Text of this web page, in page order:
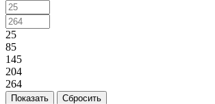
25
85
145
204
264
Показать Сбросить